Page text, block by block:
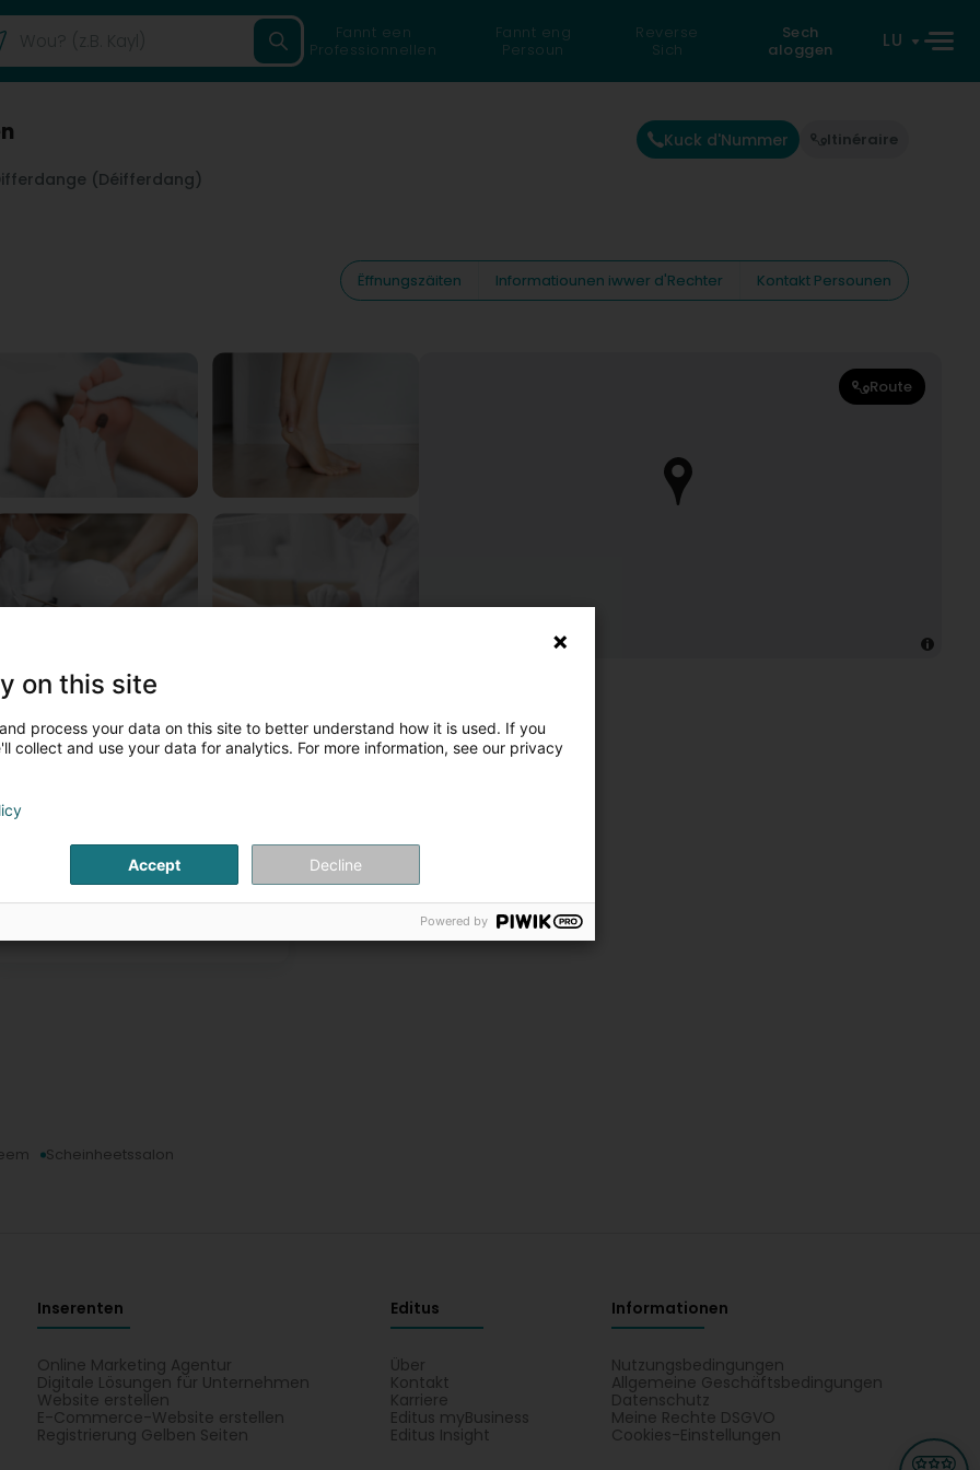
Fannt een
Professionnellen
Fannt eng
Persoun
Reverse
Sich
Sech
aloggen
LU
(Déifferdang)
Kuck d'Nummer Itinéraire
Ëffnungszäiten Informatiounen iwwer d'Rechter Kontakt Persounen
Route
L'Institut Elisabeth Mergen
Elisabeth Mergen vous propose de la pédicure médicale à domicile :
Mme Elisabeth
Mergen
Scheinheetssalon
Inserenten
Online Marketing Agentur
Digitale Lösungen für Unternehmen
Website erstellen
E-Commerce-Website erstellen
Registrierung Gelben Seiten
Editus
Über
Kontakt
Karriere
Editus myBusiness
Editus Insight
Informationen
Nutzungsbedingungen
Allgemeine Geschäftsbedingungen
Datenschutz
Meine Rechte DSGVO
Cookies-Einstellungen
on this site
process your data on this site to better understand how it is used. If you
collect and use your data for analytics. For more information, see our privacy
Accept Decline
Powered by